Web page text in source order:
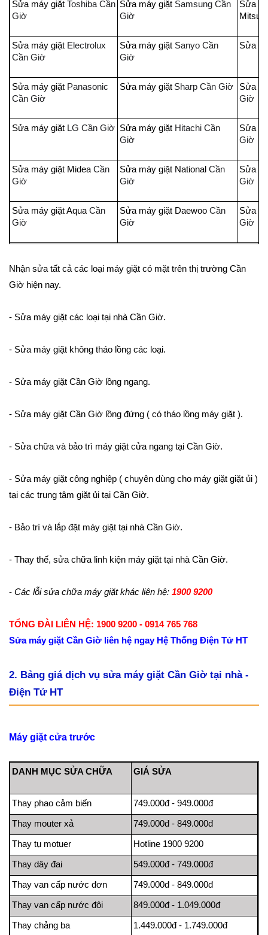
Sửa máy giặtToshiba Cần
Giờ
Sửa máy giặt Samsung Cần
Giờ
Sửa
Sửa máy giặt Electrolux
Cần Giờ
Sửa máy giặt Sanyo Cần
Giờ
Sửa
Sửa máy giặt Panasonic
Cần Giờ
Sửa máy giặt Sharp Cần Giờ
Sửa
Giờ
Sửa máy giặt LG Cần Giờ Sửa máy giặt Hitachi Cần
Giờ
Sửa
Giờ
Sửa máy giặt Midea Cần
Giờ
Sửa máy giặt National Cần
Giờ
Sửa
Giờ
Sửa máy giặt Aqua Cần
Giờ
Sửa máy giặt Daewoo Cần
Giờ
Sửa
Giờ
Nhận sửa tất cả các loại máy giặt có mặt trên thị trường Cần
Giờ hiện nay.
- Sửa máy giặt các loại tại nhà Cần Giờ.
- Sửa máy giặt không tháo lồng các loại.
- Sửa máy giặt Cần Giờ lồng ngang.
- Sửa máy giặt Cần Giờ lồng đứng ( có tháo lồng máy giặt ).
- Sửa chữa và bảo trì máy giặt cửa ngang tại Cần Giờ.
- Sửa máy giặt công nghiệp ( chuyên dùng cho máy giặt giặt ủi )
tại các trung tâm giặt ủi tại Cần Giờ.
- Bảo trì và lắp đặt máy giặt tại nhà Cần Giờ.
- Thay thế, sửa chữa linh kiện máy giặt tại nhà Cần Giờ.
- Các lỗi sửa chữa máy giặt khác liên hệ: 1900 9200
TỔNG ĐÀI LIÊN HỆ: 1900 9200 - 0914 765 768
Sửa máy giặt Cần Giờ liên hệ ngay Hệ Thống Điện Tử HT
2. Bảng giá dịch vụ sửa máy giặt Cần Giờ tại nhà -
Điện Tử HT
Máy giặt cửa trước
DANH MỤC SỬA CHỮA GIÁ SỬA
Thay phao cảm biến 749.000đ - 949.000đ
Thay mouter xả 749.000đ - 849.000đ
Thay tụ motuer Hotline 1900 9200
Thay dây đai 549.000đ - 749.000đ
Thay van cấp nước đơn 749.000đ - 849.000đ
Thay van cấp nước đôi 849.000đ - 1.049.000đ
Thay chảng ba 1.449.000đ - 1.749.000đ